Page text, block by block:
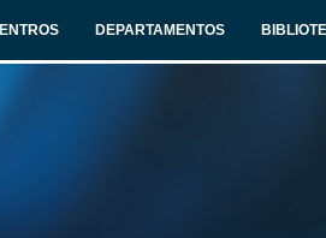
DEPARTAMENTOS
17